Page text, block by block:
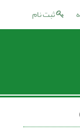
ثبت نام